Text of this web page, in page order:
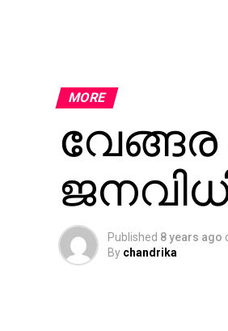
MORE
വേങ്ങര
Published 8 years ago
By chandrika